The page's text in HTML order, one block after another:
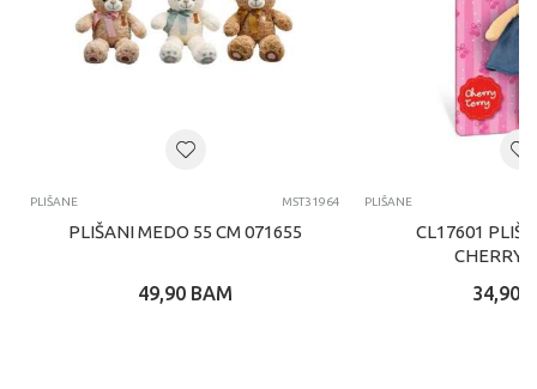
PLIŠANE MST31964
PLIŠANI MEDO 55 CM 071655
49,90 BAM
PLIŠANE
CL17601
CHERRY
34,90